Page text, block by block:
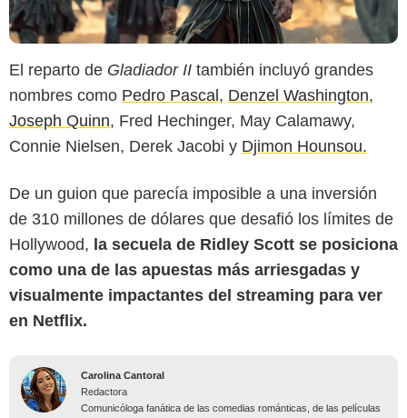
El reparto de Gladiador II también incluyó grandes
nombres como Pedro Pascal, Denzel Washington,
Joseph Quinn, Fred Hechinger, May Calamawy,
Connie Nielsen, Derek Jacobi y Djimon Hounsou.
De un guion que parecía imposible a una inversión
de 310 millones de dólares que desafió los límites de
Hollywood, la secuela de Ridley Scott se posiciona
como una de las apuestas más arriesgadas y
visualmente impactantes del streaming para ver
en Netflix.
Carolina Cantoral
Redactora
Comunicóloga fanática de las comedias románticas, de las películas